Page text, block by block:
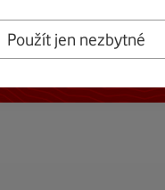
Vodafone
Použít jen nezbytné